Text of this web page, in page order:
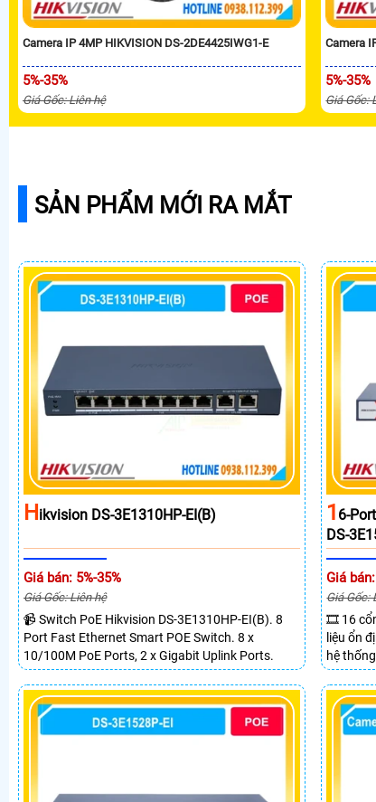
Camera IP 4MP HIKVISION DS-2DE4425IWG1-E
5%-35%
Giá Gốc: Liên hệ
Camera
5%-35%
Giá Gốc:
SẢN PHẨM MỚI RA MẮT
H Ikvision DS-3E1310HP-EI(B)
Giá bán: 5%-35%
Giá Gốc: Liên hệ
📹 Switch PoE Hikvision DS-3E1310HP-EI(B). 8
Port Fast Ethernet Smart POE Switch. 8 x
10/100M PoE Ports, 2 x Gigabit Uplink Ports.
1 6-
DS-
Giá
Giá Gốc:
🎞 16
liệu ổn
hệ
2 cổng
truyền